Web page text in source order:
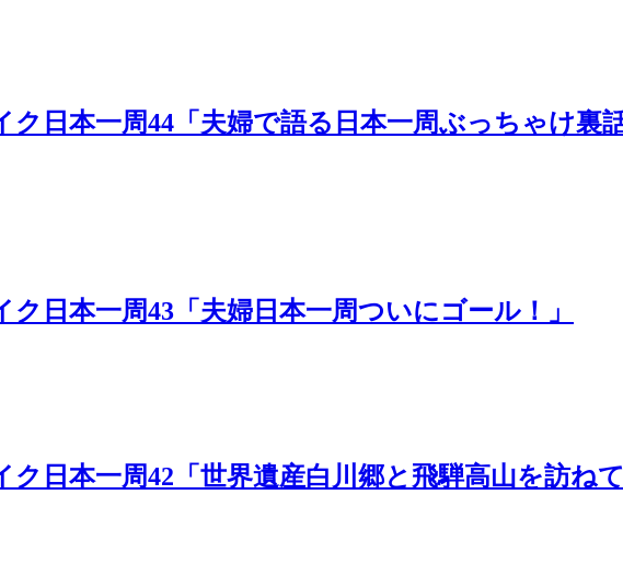
ク日本一周44「夫婦で語る日本一周ぶっちゃけ裏
ク日本一周43「夫婦日本一周ついにゴール！」
ク日本一周42「世界遺産白川郷と飛騨高山を訪ねて